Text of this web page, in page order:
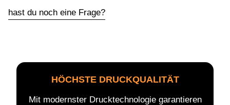
hast du noch eine Frage?
HÖCHSTE DRUCKQUALITÄT
Mit modernster Drucktechnologie garantieren